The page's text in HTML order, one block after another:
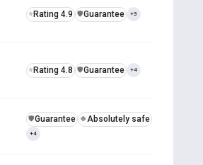
⭐ Rating 4.9 ️🛡️Guarantee +3
⭐ Rating 4.8 ️🛡️Guarantee +4
️🛡️Guarantee 🍀Absolutely safe
+4